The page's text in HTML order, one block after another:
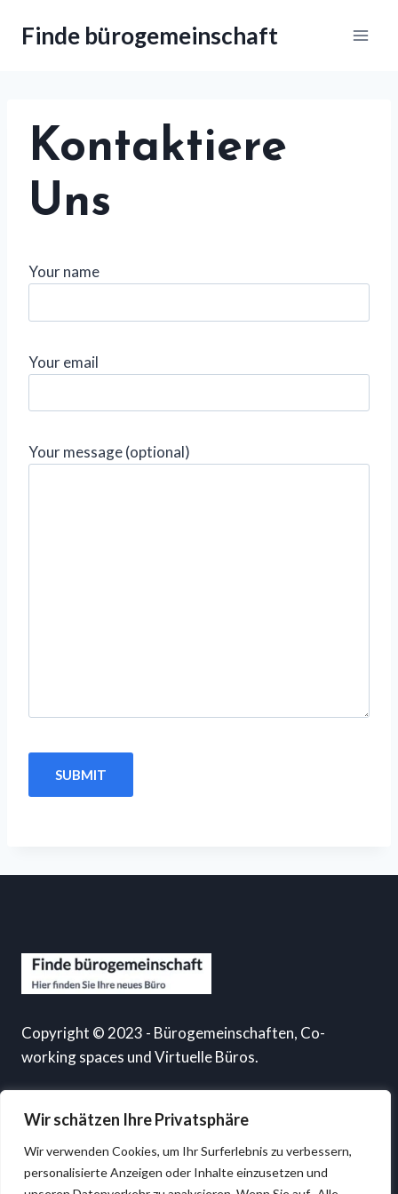
Wir schätzen Ihre Privatsphäre
Wir verwenden Cookies, um Ihr Surferlebnis zu verbessern,
personalisierte Anzeigen oder Inhalte einzusetzen und
InhaltFinde bürogemeinschaft
Kontaktiere
Uns
Your name
Your email
Your message (optional)
Copyright © 2023 - Bürogemeinschaften, Co-
working spaces und Virtuelle Büros.
Information